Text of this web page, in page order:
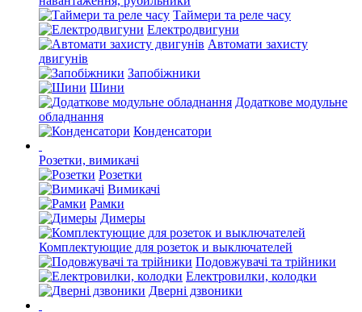
Таймери та реле часу
Електродвигуни
Автомати захисту
двигунів
Запобіжники
Шини
Додаткове модульне
обладнання
Конденсатори
Розетки, вимикачі
Розетки
Вимикачі
Рамки
Димеры
Комплектующие для розеток и выключателей
Подовжувачі та трійники
Електровилки, колодки
Дверні дзвоники